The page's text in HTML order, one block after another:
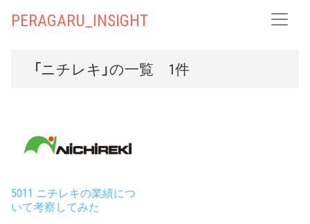
PERAGARU_INSIGHT
「ニチレキ」の一覧 1件
5011 ニチレキの業績につ
いて考察してみた